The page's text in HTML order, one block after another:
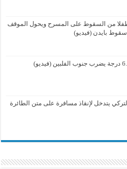
من السقوط على المسرح ويحول الموقف
بايدن (فيديو)
يتدخل لإنقاذ مسافرة على متن الطائرة